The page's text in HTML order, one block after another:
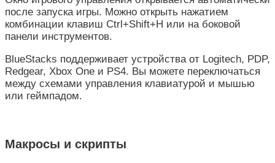
после запуска игры. Можно открыть нажатием
комбинации клавиш Ctrl+Shift+H или на боковой
панели инструментов.
BlueStacks поддерживает устройства от Logitech, PDP,
Redgear, Xbox One и PS4. Вы можете переключаться
между схемами управления клавиатурой и мышью
или геймпадом.
Макросы и скрипты